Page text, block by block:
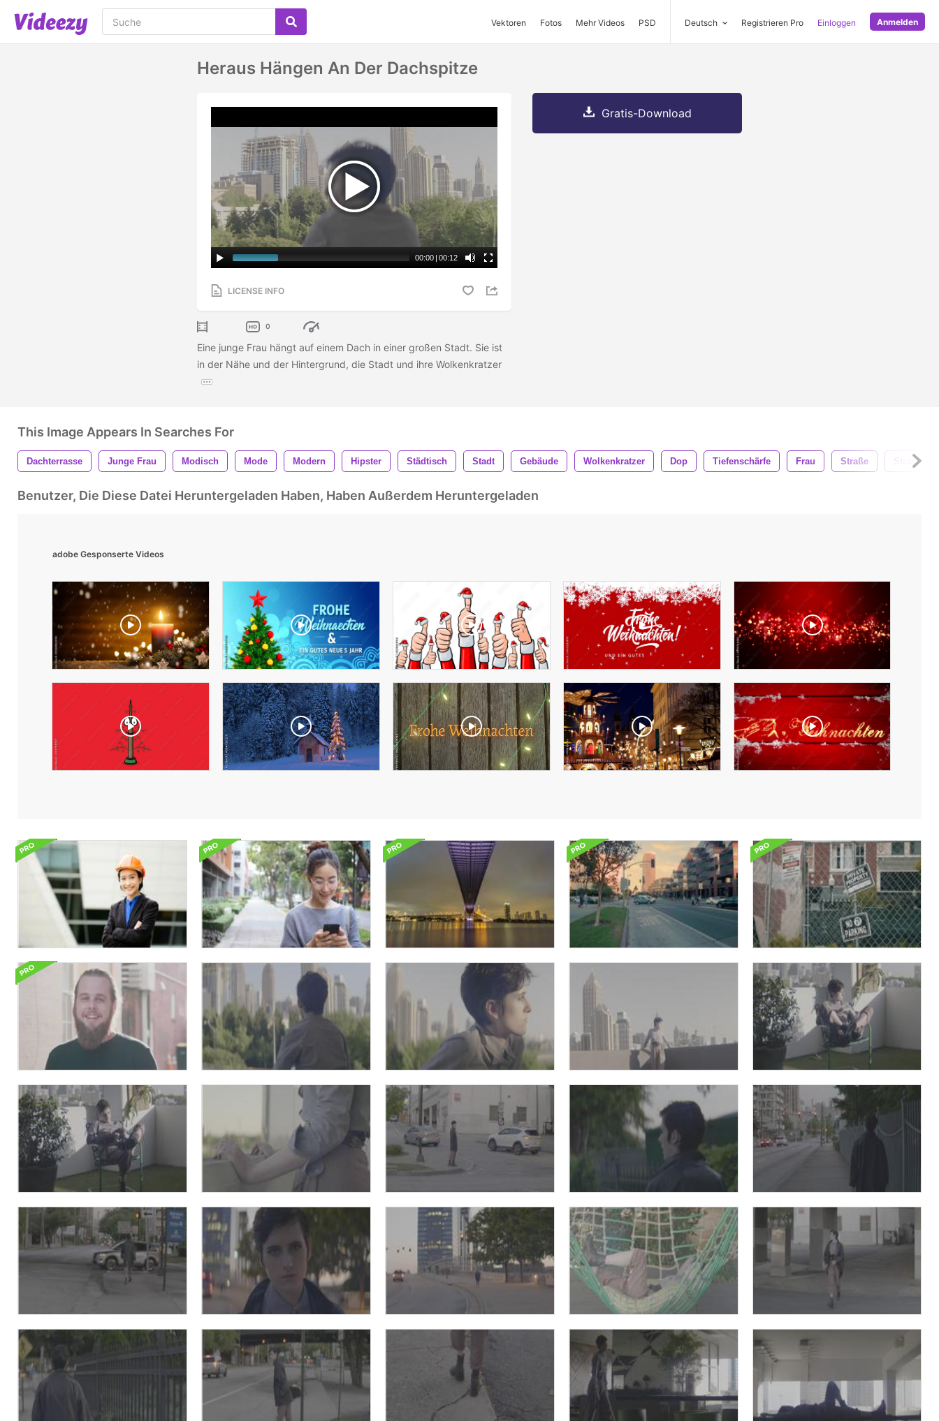
Vektoren Fotos Mehr Videos PSD Deutsch Registrieren Pro Einloggen Anmelden
Heraus Hängen An Der Dachspitze
00:00 | 00:12
LICENSE INFO
0
Eine junge Frau hängt auf einem Dach in einer großen Stadt. Sie ist
in der Nähe und der Hintergrund, die Stadt und ihre Wolkenkratzer
Gratis-Download
This Image Appears In Searches For
Dachterrasse Junge Frau Modisch Mode Modern Hipster Städtisch Stadt Gebäude Wolkenkratzer Dop Tiefenschärfe Frau Straße Straßen
Benutzer, Die Diese Datei Heruntergeladen Haben, Haben Außerdem Heruntergeladen
adobe Gesponserte Videos